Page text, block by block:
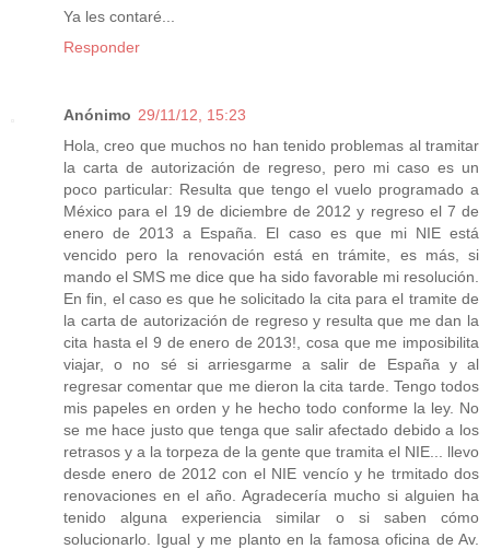
Ya les contaré...
Responder
Anónimo 29/11/12, 15:23
Hola, creo que muchos no han tenido problemas al tramitar
la carta de autorización de regreso, pero mi caso es un
poco particular: Resulta que tengo el vuelo programado a
México para el 19 de diciembre de 2012 y regreso el 7 de
enero de 2013 a España. El caso es que mi NIE está
vencido pero la renovación está en trámite, es más, si
mando el SMS me dice que ha sido favorable mi resolución.
En fin, el caso es que he solicitado la cita para el tramite de
la carta de autorización de regreso y resulta que me dan la
cita hasta el 9 de enero de 2013!, cosa que me imposibilita
viajar, o no sé si arriesgarme a salir de España y al
regresar comentar que me dieron la cita tarde. Tengo todos
mis papeles en orden y he hecho todo conforme la ley. No
se me hace justo que tenga que salir afectado debido a los
retrasos y a la torpeza de la gente que tramita el NIE... llevo
desde enero de 2012 con el NIE vencío y he trmitado dos
renovaciones en el año. Agradecería mucho si alguien ha
tenido alguna experiencia similar o si saben cómo
solucionarlo. Igual y me planto en la famosa oficina de Av.